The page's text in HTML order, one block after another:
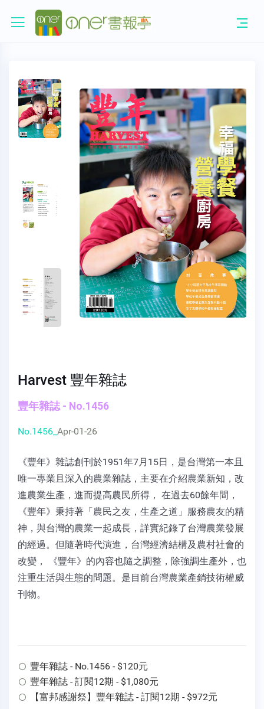
Harvest 豐年雜誌
豐年雜誌 - No.1456
No.1456_ Apr-01-26
《豐年》雜誌創刊於1951年7月15日，是台灣第一本且
唯一專業且深入的農業雜誌，主要在介紹農業新知，改
進農業生產，進而提高農民所得， 在過去60餘年間，
《豐年》秉持著「農民之友，生產之道」服務農友的精
神，與台灣的農業一起成長，詳實紀錄了台灣農業發展
的經過。但隨著時代演進，台灣經濟結構及農村社會的
改變， 《豐年》的內容也隨之調整，除強調生產外，也
注重生活與生態的問題。是目前台灣農業產銷技術權威
刊物。
豐年雜誌 - No.1456 - $120元
豐年雜誌 - 訂閱12期 - $1,080元
【富邦感謝祭】豐年雜誌 - 訂閱12期 - $972元